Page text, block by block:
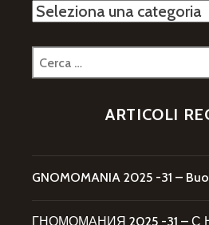
Categorie
Ricerca
per:
ARTICOLI
GNOMOMANIA 2025 -31 –
ГНОМОМАНИЯ 2025 -31 – С